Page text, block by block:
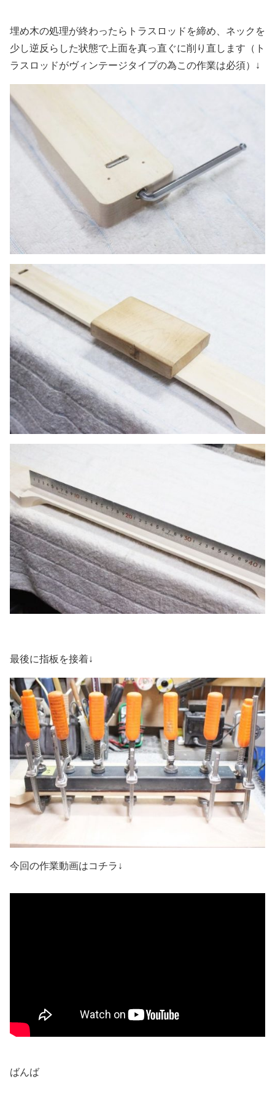
埋め木の処理が終わったらトラスロッドを締め、ネックを
少し逆反らした状態で上面を真っ直ぐに削り直します（ト
ラスロッドがヴィンテージタイプの為この作業は必須）↓
最後に指板を接着↓
今回の作業動画はコチラ↓
ばんば